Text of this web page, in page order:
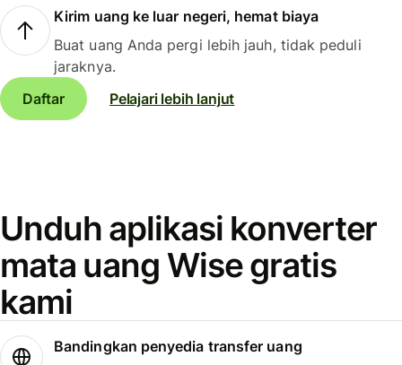
Kirim uang ke luar negeri, hemat biaya
Buat uang Anda pergi lebih jauh, tidak peduli
jaraknya.
Daftar
Pelajari lebih lanjut
Unduh aplikasi konverter
mata uang Wise gratis
kami
Bandingkan penyedia transfer uang